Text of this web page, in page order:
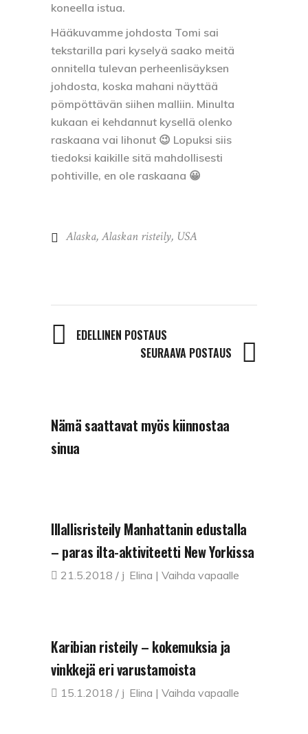
koneella istua.
Hääkuvamme johdosta Tomi sai
tekstarilla pari kyselyä saako meitä
onnitella tulevan perheenlisäyksen
johdosta, koska mahani näyttää
pömpöttävän siihen malliin. Minulta
kukaan ei kehdannut kysellä olenko
raskaana vai lihonut 😉 Lopuksi siis
tiedoksi kaikille sitä mahdollisesti
pohtiville, en ole raskaana 😀
Alaska, Alaskan risteily, USA
EDELLINEN POSTAUS
SEURAAVA POSTAUS
Nämä saattavat myös kiinnostaa
sinua
Illallisristeily Manhattanin edustalla
– paras ilta-aktiviteetti New Yorkissa
21.5.2018 Elina | Vaihda vapaalle
Karibian risteily – kokemuksia ja
vinkkejä eri varustamoista
15.1.2018 Elina | Vaihda vapaalle